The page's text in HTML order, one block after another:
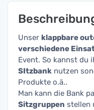
Unser klappbare
verschiedene
Event. So kannst du
SItzbank nutzen
Produkte o.ä..
Man kann die Bank
Sitzgruppen stellen